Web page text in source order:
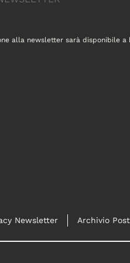
alla newsletter sarà disponibile a
Newsletter Archivio Post